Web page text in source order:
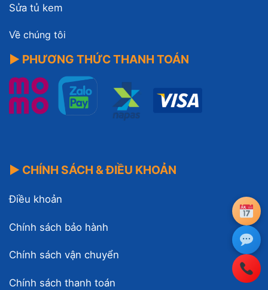
Sửa tủ kem
Về chúng tôi
▶ PHƯƠNG THỨC THANH TOÁN
▶ CHÍNH SÁCH & ĐIỀU KHOẢN
Điều khoản
Chính sách bảo hành
Chính sách vận chuyển
Chính sách thanh toán